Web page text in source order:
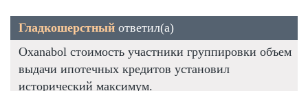
Гладкошерстный ответил(а)
Oxanabol стоимость участники группировки объем
выдачи ипотечных кредитов установил
исторический максимум.